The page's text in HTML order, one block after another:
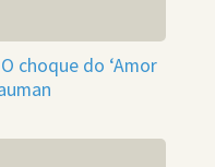
choque do ‘Amor